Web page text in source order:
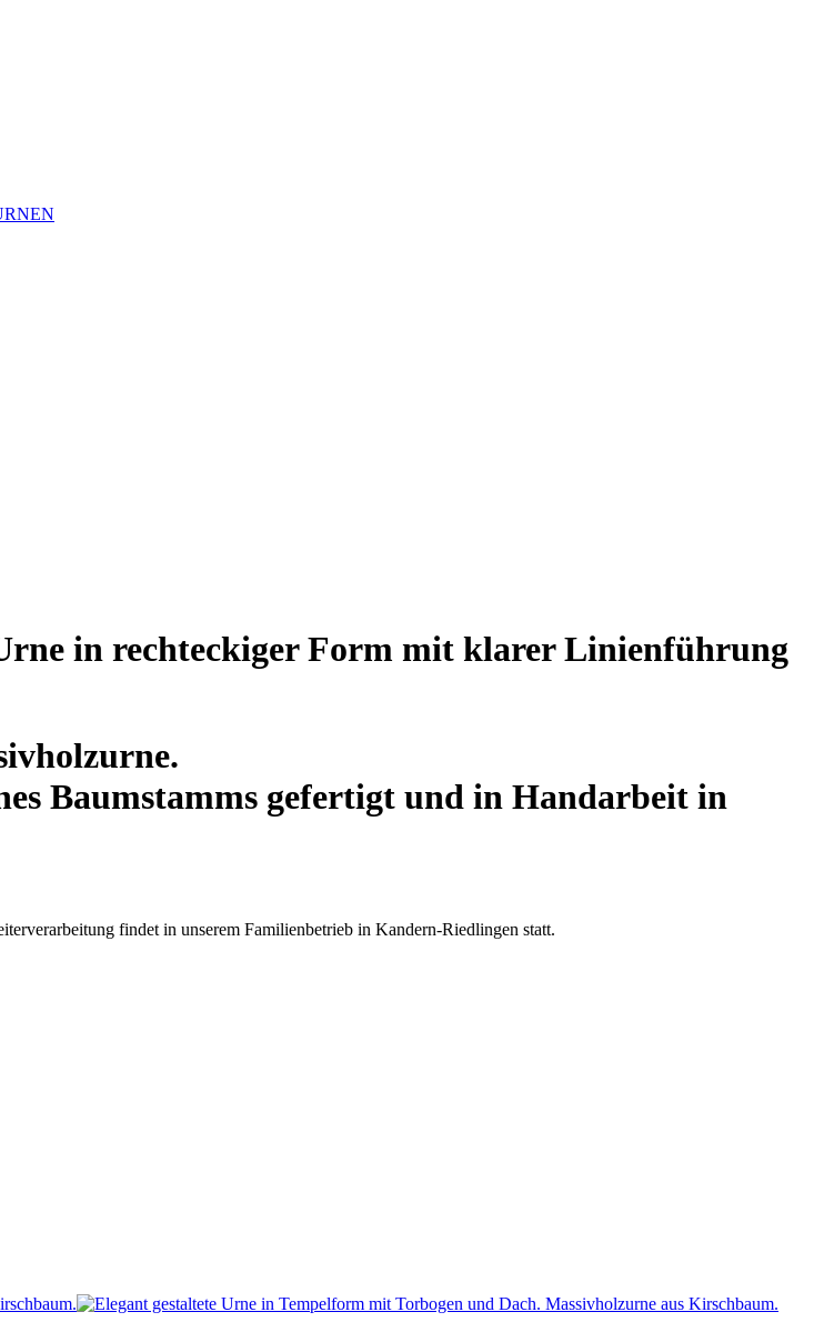
in rechteckiger Form mit klarer Linienführung
Baumstamms gefertigt und in Handarbeit in
findet in unserem Familienbetrieb in Kandern-Riedlingen statt.